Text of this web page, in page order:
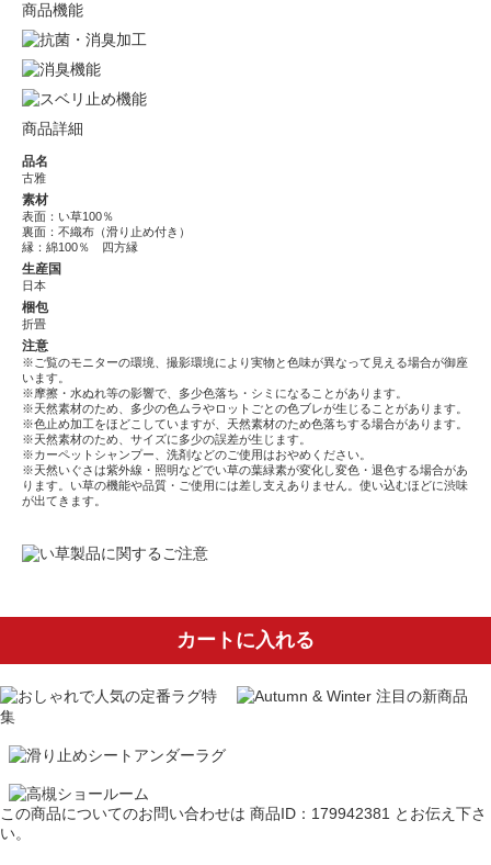
商品機能
商品詳細
品名
古雅
素材
表面：い草100％
裏面：不織布（滑り止め付き）
縁：綿100％ 四方縁
生産国
日本
梱包
折畳
注意
※ご覧のモニターの環境、撮影環境により実物と色味が異なって見える場合が御座
います。
※摩擦・水ぬれ等の影響で、多少色落ち・シミになることがあります。
※天然素材のため、多少の色ムラやロットごとの色ブレが生じることがあります。
※色止め加工をほどこしていますが、天然素材のため色落ちする場合があります。
※天然素材のため、サイズに多少の誤差が生じます。
※カーペットシャンプー、洗剤などのご使用はおやめください。
※天然いぐさは紫外線・照明などでい草の葉緑素が変化し変色・退色する場合があ
ります。い草の機能や品質・ご使用には差し支えありません。使い込むほどに渋味
が出てきます。
カートに入れる
この商品についてのお問い合わせは 商品ID：179942381 とお伝え下さ
い。